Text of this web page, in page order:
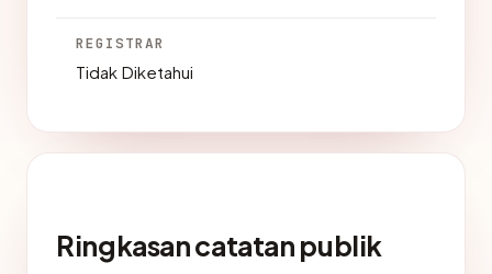
REGISTRAR
Tidak Diketahui
Ringkasan catatan publik